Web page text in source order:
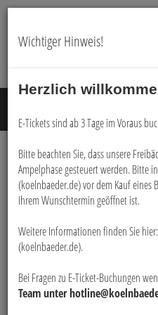
Buchen
Wichtiger Hinweis!
Herzlich
E-Tickets sind ab 3 Tage im Voraus
Bitte beachten Sie, dass unsere
Ampelphase gesteuert werden. Bitte
(koelnbaeder.de) vor dem Kauf eines
Ihrem Wunschtermin geöffnet ist.
Weitere Informationen finden Sie hier:
(koelnbaeder.de).
Bei Fragen zu E-Ticket-Buchungen
Team unter